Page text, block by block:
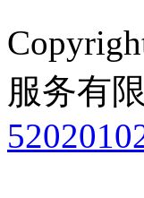
服务有